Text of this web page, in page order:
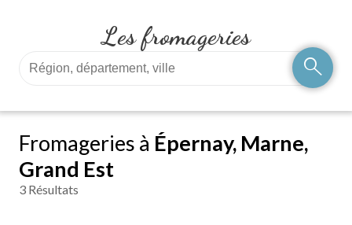
Les fromageries
search
Fromageries à Épernay, Marne,
Grand Est
3 Résultats